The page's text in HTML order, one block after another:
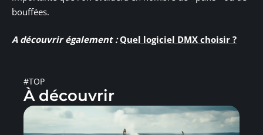
bouffées.
A découvrir également : Quel logiciel DMX choisir ?
#TOP
À découvrir